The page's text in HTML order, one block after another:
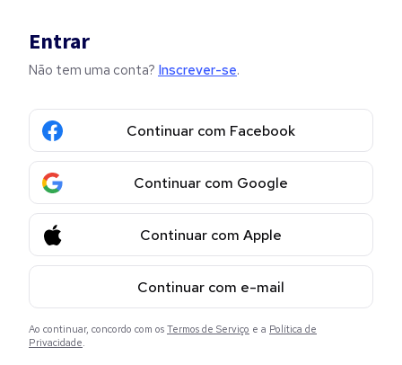
Entrar
Não tem uma conta? Inscrever-se.
Continuar com Facebook
Continuar com Google
Continuar com Apple
Continuar com e-mail
Ao continuar, concordo com os Termos de Serviço e a Política de
Privacidade.